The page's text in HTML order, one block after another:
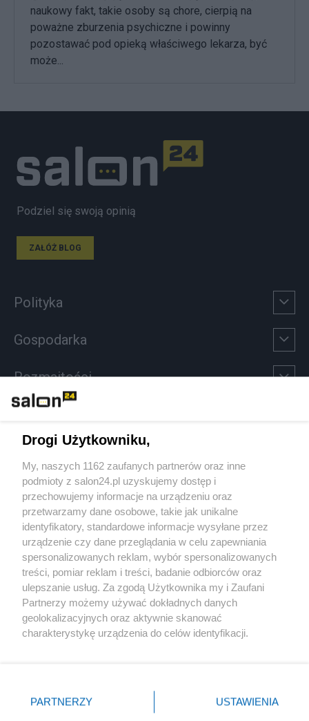
naukowy fakt, takie osoby są chore, cierpią na
poważne zburzenia psychiczne i powinny
pozostawać pod opieką właściwego lekarza, być
może...
Podziel się swoją opinią
ZAŁÓŻ BLOG
Polityka
Gospodarka
Rozmaitości
Sport
Społeczeństwo
Kultura
X Facebook Instagram Youtube
Drogi Użytkowniku,
My, naszych 1162 zaufanych partnerów oraz inne
podmioty z salon24.pl uzyskujemy dostęp i
przechowujemy informacje na urządzeniu oraz
przetwarzamy dane osobowe, takie jak unikalne
identyfikatory, standardowe informacje wysyłane przez
urządzenie czy dane przeglądania w celu zapewniania
spersonalizowanych reklam, wybór spersonalizowanych
treści, pomiar reklam i treści, badanie odbiorców oraz
ulepszanie usług. Za zgodą Użytkownika my i Zaufani
Partnerzy możemy używać dokładnych danych
geolokalizacyjnych oraz aktywnie skanować
charakterystykę urządzenia do celów identyfikacji.
zmienić/wycofać klikając przycisk ustawień prywatności
znajdujący się w lewym dolnym rogu strony
PARTNERZY USTAWIENIA